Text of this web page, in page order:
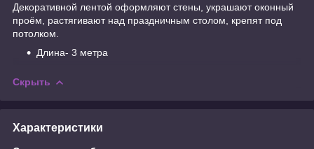
Декоративной лентой оформляют стены, украшают оконный
проём, растягивают над праздничным столом, крепят под
потолком.
Длина- 3 метра
Скрыть
Характеристики